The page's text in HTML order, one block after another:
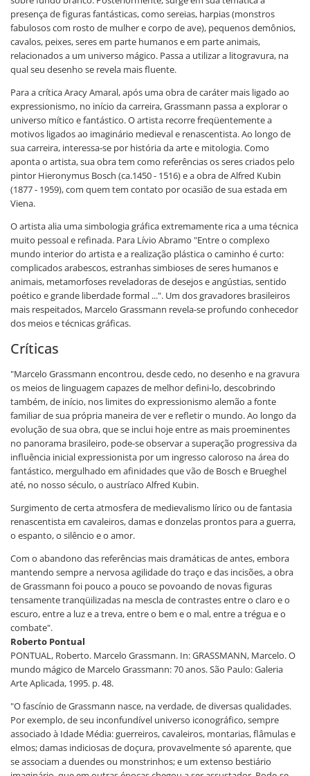
presença de figuras fantásticas, como sereias, harpias (monstros
fabulosos com rosto de mulher e corpo de ave), pequenos demônios,
cavalos, peixes, seres em parte humanos e em parte animais,
relacionados a um universo mágico. Passa a utilizar a litogravura, na
qual seu desenho se revela mais fluente.
Para a crítica Aracy Amaral, após uma obra de caráter mais ligado ao
expressionismo, no início da carreira, Grassmann passa a explorar o
universo mítico e fantástico. O artista recorre freqüentemente a
motivos ligados ao imaginário medieval e renascentista. Ao longo de
sua carreira, interessa-se por história da arte e mitologia. Como
aponta o artista, sua obra tem como referências os seres criados pelo
pintor Hieronymus Bosch (ca.1450 - 1516) e a obra de Alfred Kubin
(1877 - 1959), com quem tem contato por ocasião de sua estada em
Viena.
O artista alia uma simbologia gráfica extremamente rica a uma técnica
muito pessoal e refinada. Para Lívio Abramo "Entre o complexo
mundo interior do artista e a realização plástica o caminho é curto:
complicados arabescos, estranhas simbioses de seres humanos e
animais, metamorfoses reveladoras de desejos e angústias, sentido
poético e grande liberdade formal ...". Um dos gravadores brasileiros
mais respeitados, Marcelo Grassmann revela-se profundo conhecedor
dos meios e técnicas gráficas.
Críticas
"Marcelo Grassmann encontrou, desde cedo, no desenho e na gravura
os meios de linguagem capazes de melhor defini-lo, descobrindo
também, de início, nos limites do expressionismo alemão a fonte
familiar de sua própria maneira de ver e refletir o mundo. Ao longo da
evolução de sua obra, que se inclui hoje entre as mais proeminentes
no panorama brasileiro, pode-se observar a superação progressiva da
influência inicial expressionista por um ingresso caloroso na área do
fantástico, mergulhado em afinidades que vão de Bosch e Brueghel
até, no nosso século, o austríaco Alfred Kubin.
Surgimento de certa atmosfera de medievalismo lírico ou de fantasia
renascentista em cavaleiros, damas e donzelas prontos para a guerra,
o espanto, o silêncio e o amor.
Com o abandono das referências mais dramáticas de antes, embora
mantendo sempre a nervosa agilidade do traço e das incisões, a obra
de Grassmann foi pouco a pouco se povoando de novas figuras
tensamente tranqüilizadas na mescla de contrastes entre o claro e o
escuro, entre a luz e a treva, entre o bem e o mal, entre a trégua e o
combate".
Roberto Pontual
PONTUAL, Roberto. Marcelo Grassmann. In: GRASSMANN, Marcelo. O
mundo mágico de Marcelo Grassmann: 70 anos. São Paulo: Galeria
Arte Aplicada, 1995. p. 48.
"O fascínio de Grassmann nasce, na verdade, de diversas qualidades.
Por exemplo, de seu inconfundível universo iconográfico, sempre
associado à Idade Média: guerreiros, cavaleiros, montarias, flâmulas e
elmos; damas indiciosas de doçura, provavelmente só aparente, que
se associam a duendes ou monstrinhos; e um extenso bestiário